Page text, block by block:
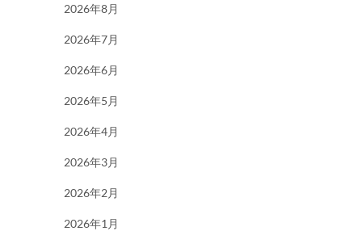
2026年8月
2026年7月
2026年6月
2026年5月
2026年4月
2026年3月
2026年2月
2026年1月